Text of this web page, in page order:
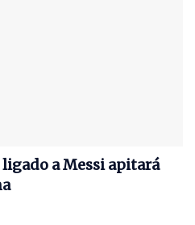
a Messi apitará